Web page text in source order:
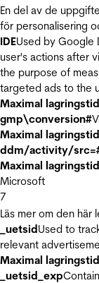
En del av de
för personalisering
IDEUsed by Google
user's actions after
the purpose of
targeted ads to the
Maximal lagringstid
gmp\conversion#
Maximal lagringstid
ddm/activity/
Maximal lagringstid
Microsoft
7
Läs mer om den här
_uetsidUsed to
relevant
Maximal lagringstid
_uetsid_exp